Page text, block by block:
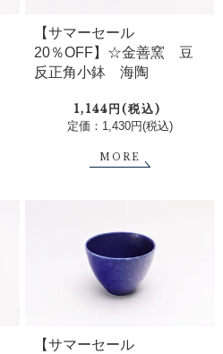
【サマーセール
20％OFF】☆金善窯 豆
反正角小鉢 海陶
1,144円(税込)
定価：1,430円(税込)
MORE
【サマーセール